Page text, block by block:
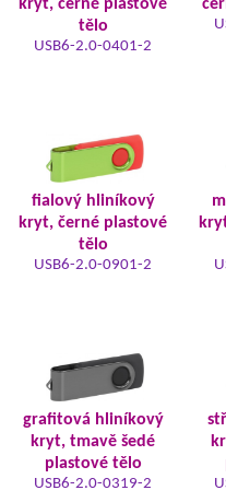
kryt, černé plastové
tělo
USB6-2.0-0401-2
fialový hliníkový
kryt, černé plastové
tělo
USB6-2.0-0901-2
grafitová hliníkový
kryt, tmavě šedé
plastové tělo
USB6-2.0-0319-2